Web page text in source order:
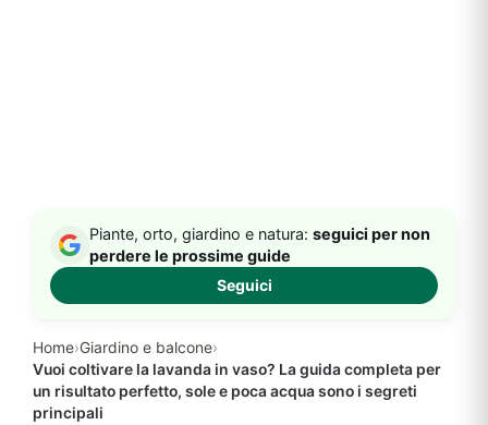
Home›Giardino e balcone›
Vuoi coltivare la lavanda in vaso? La guida completa per
un risultato perfetto, sole e poca acqua sono i segreti
principali
Piante, orto, giardino e natura: seguici per non
perdere le prossime guide
Seguici